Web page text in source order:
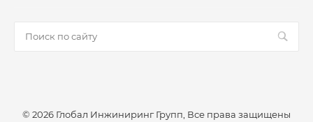
© 2026 Глобал Инжиниринг Групп, Все права защищены